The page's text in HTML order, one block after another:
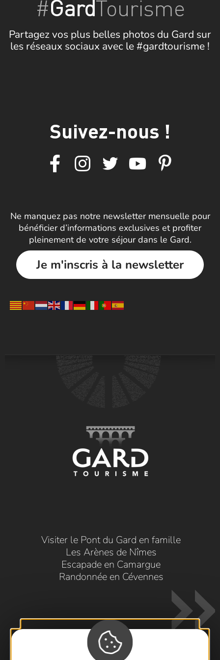
#GardTourisme
Partagez vos plus belles photos du Gard sur
les réseaux sociaux avec le #gardtourisme !
Suivez-nous !
Ne manquez pas notre newsletter mensuelle pour
bénéficier d’informations exclusives et profiter
pleinement de votre séjour dans le Gard.
Je m'inscris à la newsletter
Visiter le Pont du Gard en famille
Les Arènes de Nîmes
Escapade en Camargue
Randonnée en Cévennes